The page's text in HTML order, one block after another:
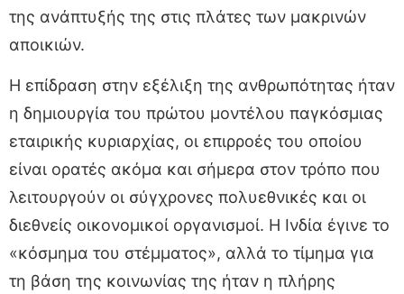
της ανάπτυξής της στις πλάτες των μακρινών
αποικιών.
Η επίδραση στην εξέλιξη της ανθρωπότητας ήταν
η δημιουργία του πρώτου μοντέλου παγκόσμιας
εταιρικής κυριαρχίας, οι επιρροές του οποίου
είναι ορατές ακόμα και σήμερα στον τρόπο που
λειτουργούν οι σύγχρονες πολυεθνικές και οι
διεθνείς οικονομικοί οργανισμοί. Η Ινδία έγινε το
«κόσμημα του στέμματος», αλλά το τίμημα για
τη βάση της κοινωνίας της ήταν η πλήρης